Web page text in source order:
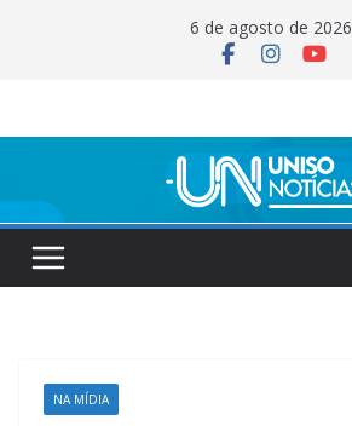
6 de agosto de 2026
NA MÍDIA